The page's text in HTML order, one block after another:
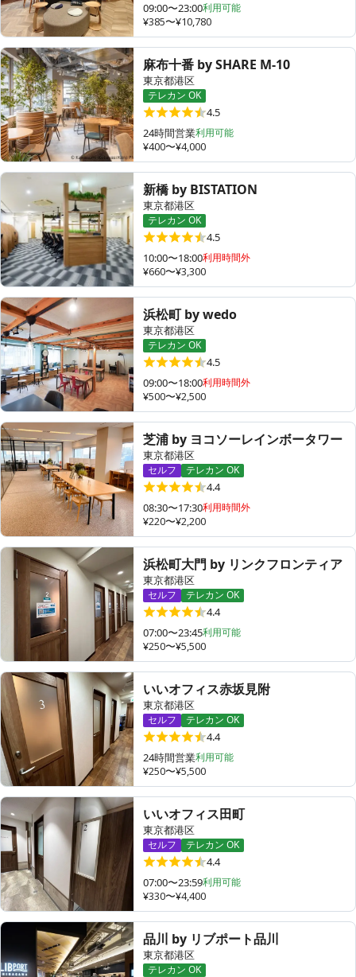
09:00〜23:00利用可能
¥385〜¥10,780
麻布十番 by SHARE M-10
東京都港区
テレカン OK
4.5
24時間営業利用可能
¥400〜¥4,000
新橋 by BISTATION
東京都港区
テレカン OK
4.5
10:00〜18:00利用時間外
¥660〜¥3,300
浜松町 by wedo
東京都港区
テレカン OK
4.5
09:00〜18:00利用時間外
¥500〜¥2,500
芝浦 by ヨコソーレインボータワー
東京都港区
セルフ テレカン OK
4.4
08:30〜17:30利用時間外
¥220〜¥2,200
浜松町大門 by リンクフロンティア
東京都港区
セルフ テレカン OK
4.4
07:00〜23:45利用可能
¥250〜¥5,500
いいオフィス赤坂見附
東京都港区
セルフ テレカン OK
4.4
24時間営業利用可能
¥250〜¥5,500
いいオフィス田町
東京都港区
セルフ テレカン OK
4.4
07:00〜23:59利用可能
¥330〜¥4,400
品川 by リブポート品川
東京都港区
テレカン OK